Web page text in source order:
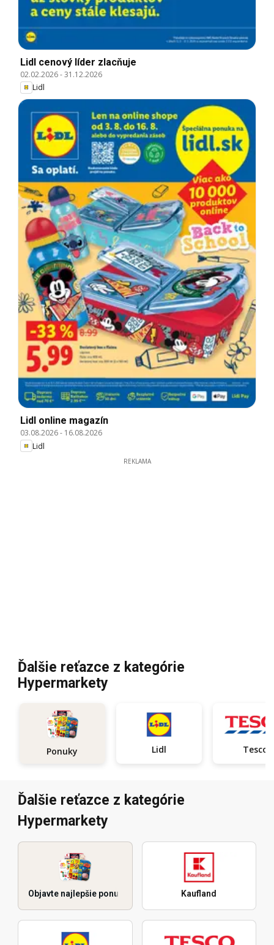
Lidl cenový líder zlacňuje
02.02.2026-31.12.2026
Lidl
Lidl online magazín
03.08.2026- 16.08.2026
Lidl
REKLAMA
Ďalšie reťazce z kategórie
Hypermarkety
Ponuky Lidl Tesco
Ďalšie reťazce z kategórie
Hypermarkety
Objavte najlepšie ponuky Kaufland